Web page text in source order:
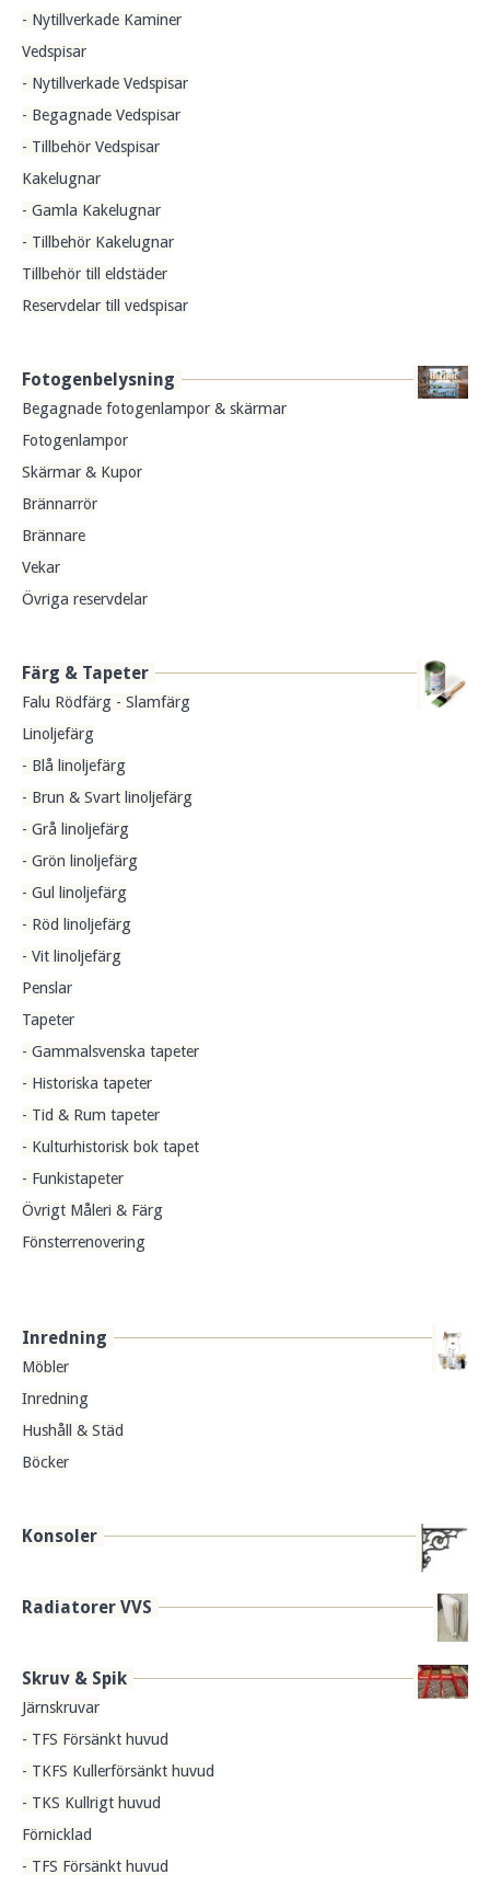
- Nytillverkade Kaminer
Vedspisar
- Nytillverkade Vedspisar
- Begagnade Vedspisar
- Tillbehör Vedspisar
Kakelugnar
- Gamla Kakelugnar
- Tillbehör Kakelugnar
Tillbehör till eldstäder
Reservdelar till vedspisar
Fotogenbelysning
Begagnade fotogenlampor & skärmar
Fotogenlampor
Skärmar & Kupor
Brännarrör
Brännare
Vekar
Övriga reservdelar
Färg & Tapeter
Falu Rödfärg - Slamfärg
Linoljefärg
- Blå linoljefärg
- Brun & Svart linoljefärg
- Grå linoljefärg
- Grön linoljefärg
- Gul linoljefärg
- Röd linoljefärg
- Vit linoljefärg
Penslar
Tapeter
- Gammalsvenska tapeter
- Historiska tapeter
- Tid & Rum tapeter
- Kulturhistorisk bok tapet
- Funkistapeter
Övrigt Måleri & Färg
Fönsterrenovering
Inredning
Möbler
Inredning
Hushåll & Städ
Böcker
Konsoler
Radiatorer VVS
Skruv & Spik
Järnskruvar
- TFS Försänkt huvud
- TKFS Kullerförsänkt huvud
- TKS Kullrigt huvud
Förnicklad
- TFS Försänkt huvud